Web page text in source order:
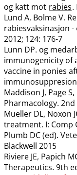
og katt mot rabies.
Lund A, Bolme V.
rabiesvaksinasjon
2012; 124: 176-7
Lunn DP. og
immunogenicity of
vaccine in ponies
Maddison J, Page
Pharmacology.
Mueller DL, Noxon
treatment. I: Comp
Plumb DC (ed).
Blackwell 2015
Riviere JE, Papich
Therapeutics. 9th